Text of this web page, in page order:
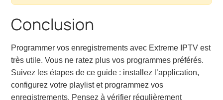
Conclusion
Programmer vos enregistrements avec Extreme IPTV est
très utile. Vous ne ratez plus vos programmes préférés.
Suivez les étapes de ce guide : installez l’application,
configurez votre playlist et programmez vos
enregistrements. Pensez à vérifier régulièrement